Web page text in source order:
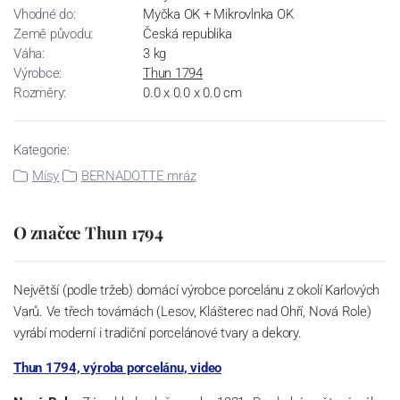
Vhodné do:
Myčka OK + Mikrovlnka OK
Země původu:
Česká republika
Váha:
3 kg
Výrobce:
Thun 1794
Rozměry:
0.0 x 0.0 x 0.0 cm
Kategorie:
Mísy
BERNADOTTE mráz
O značce Thun 1794
Největší (podle tržeb) domácí výrobce porcelánu z okolí Karlových
Varů. Ve třech továrnách (Lesov, Klášterec nad Ohří, Nová Role)
vyrábí moderní i tradiční porcelánové tvary a dekory.
Thun 1794, výroba porcelánu, video